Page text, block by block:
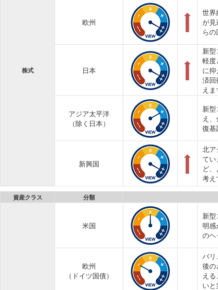
株式
欧州
世界
が見
ら
日本
新型
軽度
に抑
済回
えま
アジア太平洋
（除く日本）
新型
え
復基
新興国
北ア
てい
ど
考え
資産クラス 分類
米国
新型
明感
のヘ
欧州
（ドイツ国債）
バリ
後の
え
いと